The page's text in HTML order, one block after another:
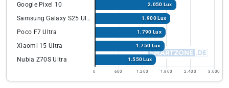
Google Pixel 10 2.050 Lux
Samsung Galaxy S25 Ultra 1.900 Lux
Poco F7 Ultra 1.790 Lux
Xiaomi 15 Ultra 1.750 Lux
Nubia Z70S Ultra 1.550 Lux
0 600 1.200 1.800 2.400 3.000